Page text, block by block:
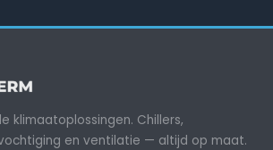
klimaatoplossingen. Chillers,
en ventilatie — altijd op maat.